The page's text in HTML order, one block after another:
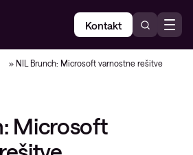
Kontakt
» NIL Brunch: Microsoft varnostne rešitve
Microsoft